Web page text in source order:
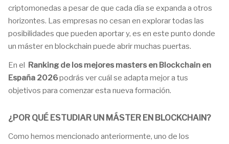
criptomonedas a pesar de que cada día se expanda a otros
horizontes. Las empresas no cesan en explorar todas las
posibilidades que pueden aportar y, es en este punto donde
un máster en blockchain puede abrir muchas puertas.
En el Ranking de los mejores masters en Blockchain en
España 2026podrás ver cuál se adapta mejor a tus
objetivos para comenzar esta nueva formación.
¿POR QUÉ ESTUDIAR UN MÁSTER EN BLOCKCHAIN?
Como hemos mencionado anteriormente, uno de los